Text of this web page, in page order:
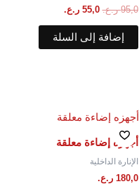
95,0 ر.ع. 55,0 ر.ع.
إضافة إلى السلة
أجهزه إضاءة معلقة
الإنارة الداخلية
180,0 ر.ع.